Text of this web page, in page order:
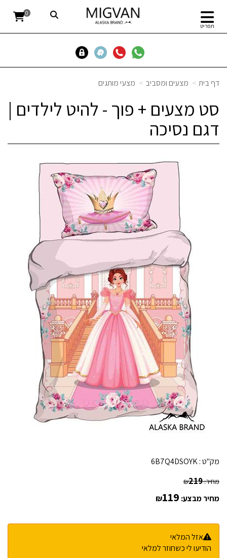
תפריט
0
דף בית מצעים ומסביב מצעי מותגים
סט מצעים + פוך - להיט לילדים |
דגם נסיכה
מק"ט :6B7Q4DSOYK
מחיר: ₪219
מחיר מבצע: ₪119
אזל המלאי
הודיעו לי כשחוזר למלאי